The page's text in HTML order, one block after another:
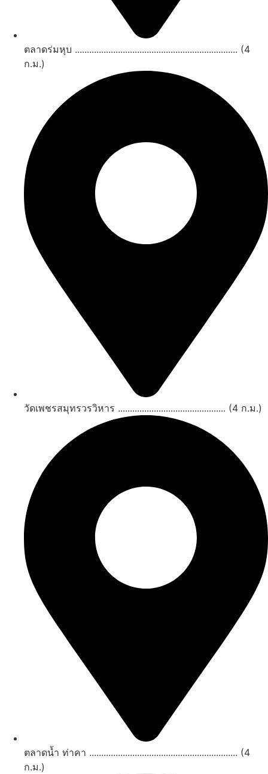
ตลาดร่มหุบ .................................................................... (4
ก.ม.)
วัดเพชรสมุทรวรวิหาร ............................................. (4 ก.ม.)
ตลาดน้ำ ท่าคา .............................................................. (4
ก.ม.)